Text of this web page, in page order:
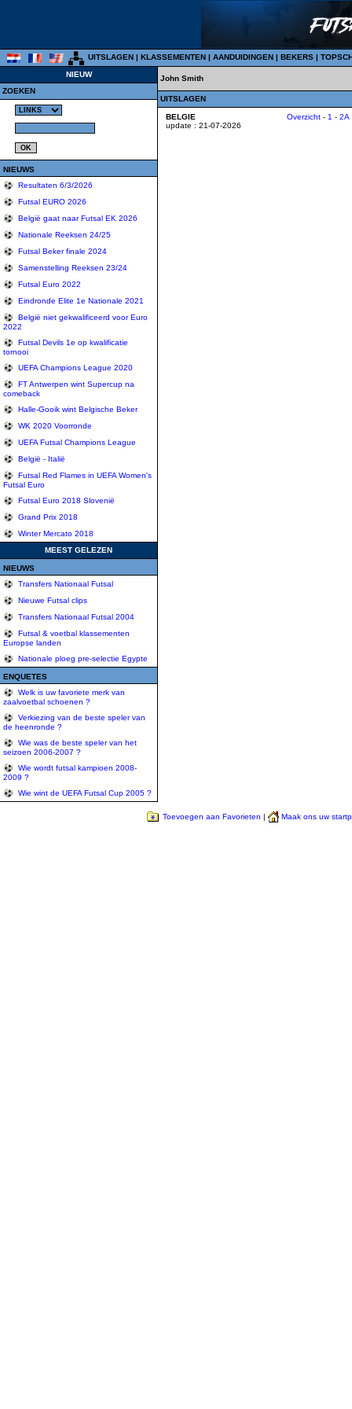
UITSLAGEN | KLASSEMENTEN | AANDUIDINGEN | BEKERS |
NIEUW
ZOEKEN
NIEUWS
Resultaten 6/3/2026
Futsal EURO 2026
België gaat naar Futsal EK 2026
Nationale Reeksen 24/25
Futsal Beker finale 2024
Samenstelling Reeksen 23/24
Futsal Euro 2022
Eindronde Elite 1e Nationale 2021
België niet gekwalificeerd voor Euro
2022
Futsal Devils 1e op kwalificatie
tornooi
UEFA Champions League 2020
FT Antwerpen wint Supercup na
comeback
Halle-Gooik wint Belgische Beker
WK 2020 Voorronde
UEFA Futsal Champions League
België - Italië
Futsal Red Flames in UEFA Women's
Futsal Euro
Futsal Euro 2018 Slovenië
Grand Prix 2018
Winter Mercato 2018
MEEST GELEZEN
NIEUWS
Transfers Nationaal Futsal
Nieuwe Futsal clips
Transfers Nationaal Futsal 2004
Futsal & voetbal klassementen
Europse landen
Nationale ploeg pre-selectie Egypte
ENQUETES
Welk is uw favoriete merk van
zaalvoetbal schoenen ?
Verkiezing van de beste speler van
de heenronde ?
Wie was de beste speler van het
seizoen 2006-2007 ?
Wie wordt futsal kampioen 2008-
2009 ?
Wie wint de UEFA Futsal Cup 2005 ?
John Smith
UITSLAGEN
BELGIE
update : 21-07-2026
Overzicht - 1 - 2A
Toevoegen aan Favorieten | Maak ons uw